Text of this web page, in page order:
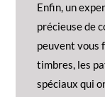
Enfin, un
précieuse de
peuvent vous
timbres, les
spéciaux qui